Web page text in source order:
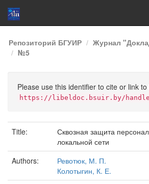
Skip
navigation
Репозиторий БГУИР Журнал
№5
Please use this identifier to cite or link to
https://libeldoc.bsuir.by/handle/
Title:
Сквозная защита
локальной сети
Authors:
Ревотюк, М. П.
Колотыгин, К. Е.